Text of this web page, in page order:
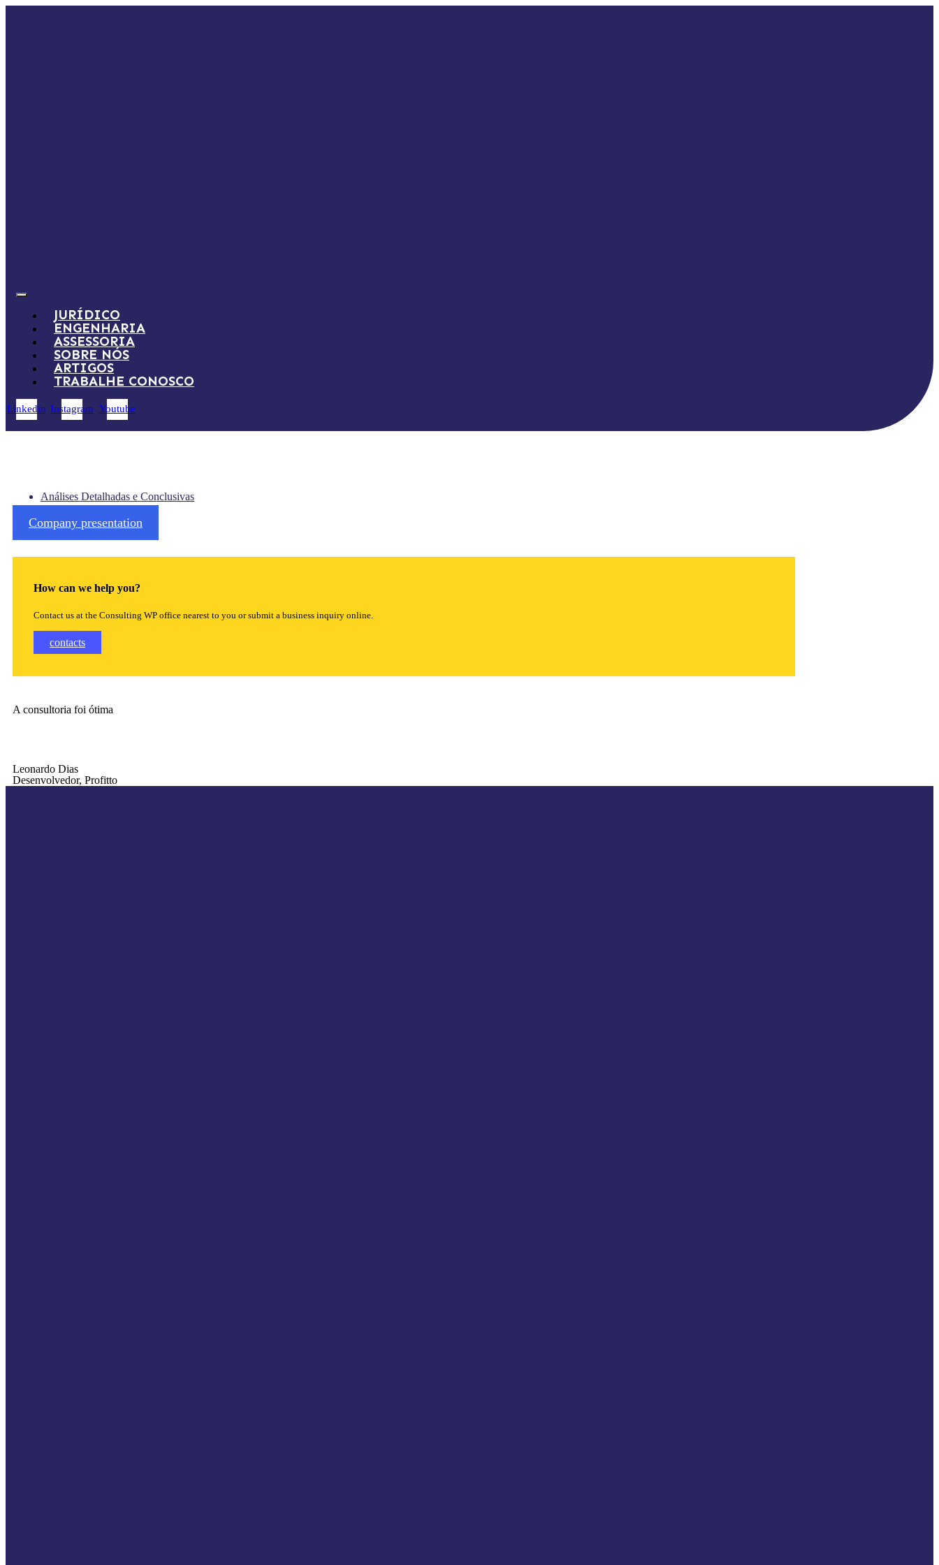
JURÍDICO
ENGENHARIA
ASSESSORIA
SOBRE NÓS
ARTIGOS
TRABALHE CONOSCO
Linkedin Instagram Youtube
Análises Detalhadas e Conclusivas
Company presentation
How can we help you?
Contact us at the Consulting WP office nearest to you or submit a business inquiry online.
contacts
A consultoria foi ótima
Leonardo Dias
Desenvolvedor, Profitto